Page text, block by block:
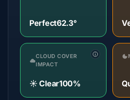
Perfect62.3°
CLOUD COVER
IMPACT
☀️ Clear100%